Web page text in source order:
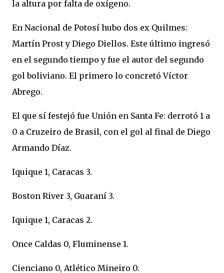
la altura por falta de oxígeno.
En Nacional de Potosí hubo dos ex Quilmes:
Martín Prost y Diego Diellos. Este último ingresó
en el segundo tiempo y fue el autor del segundo
gol boliviano. El primero lo concretó Víctor
Abrego.
El que sí festejó fue Unión en Santa Fe: derrotó 1 a
0 a Cruzeiro de Brasil, con el gol al final de Diego
Armando Díaz.
Iquique 1, Caracas 3.
Boston River 3, Guaraní 3.
Iquique 1, Caracas 2.
Once Caldas 0, Fluminense 1.
Cienciano 0, Atlético Mineiro 0.